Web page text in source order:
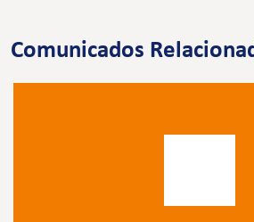
Comunicados